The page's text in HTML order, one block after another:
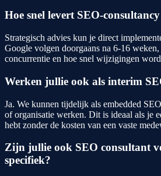
Hoe snel levert SEO-
Strategisch advies kun je direct
Google volgen doorgaans na 6-16
concurrentie en hoe snel wijzigingen
Werken jullie ook als interim
Ja. We kunnen tijdelijk als embedded
of organisatie werken. Dit is ideaal als je
hebt zonder de kosten van een vaste
Zijn jullie ook SEO consultant
specifiek?